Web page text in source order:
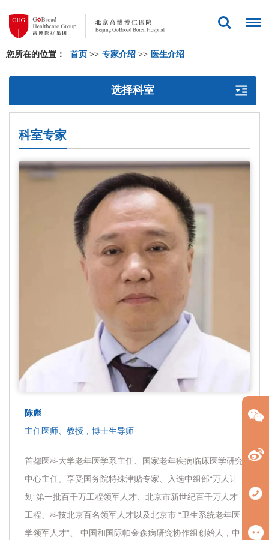
您所在的位置： 首页 >> 专家介绍 >> 医生介绍
选择科室
科室专家
陈彪
主任医师、教授，博士生导师
首都医科大学老年医学系主任、国家老年疾病临床医学研究
中心主任。享受国务院特殊津贴专家、入选中组部“万人计
划”第一批百千万工程领军人才、北京市新世纪百千万人才
工程、科技北京百名领军人才以及北京市 “卫生系统老年医
学领军人才”、 中国和国际帕金森病研究协作组创始人，中